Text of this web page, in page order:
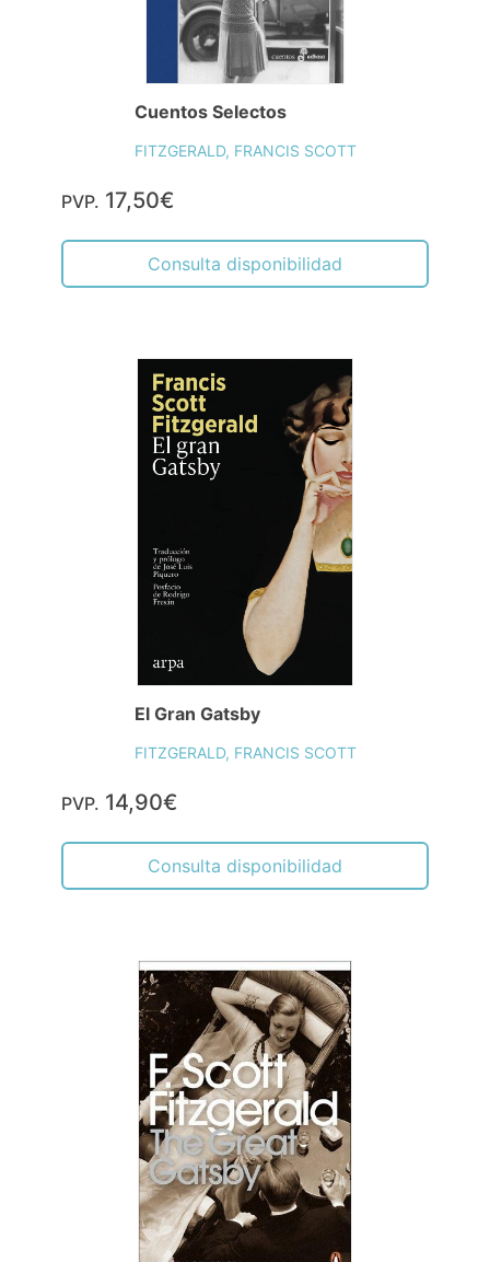
Cuentos Selectos
FITZGERALD, FRANCIS SCOTT
PVP. 17,50€
Consulta disponibilidad
El Gran Gatsby
FITZGERALD, FRANCIS SCOTT
PVP. 14,90€
Consulta disponibilidad